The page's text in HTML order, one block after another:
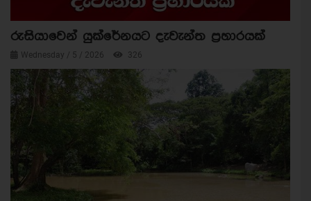
රුසියාවෙන් යුක්රේනයට දැවැන්ත ප්‍රහාරයක්
Wednesday / 5 / 2026 326